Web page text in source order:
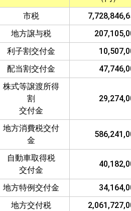
市税
地方譲与税
利子割交付金
配当割交付金
株式等譲渡所得
割
交付金
地方消費税交付
金
自動車取得税
交付金
地方特例交付金
地方交付税